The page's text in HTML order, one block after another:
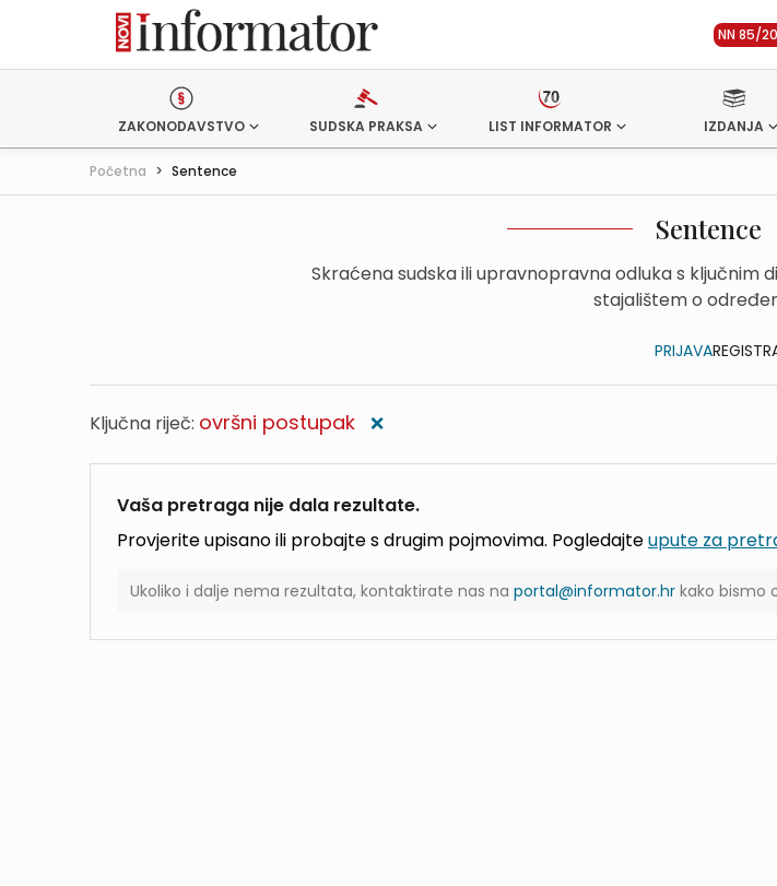
NN 85/
ZAKONODAVSTVO SUDSKA PRAKSA LIST INFORMATOR IZDANJA
Početna > Sentence
Sentence
Skraćena sudska ili upravnopravna odluka s ključnim
stajalištem o
PRIJAVA
Ključna riječ: ovršni postupak ❌
Vaša pretraga nije dala rezultate.
Provjerite upisano ili probajte s drugim pojmovima. Pogledajteupute za
Ukoliko i dalje nema rezultata, kontaktirate nas na portal@informator.hr kako bismo